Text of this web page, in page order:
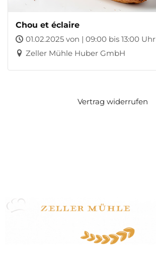
Chou et éclaire
01.02.2025 von | 09:00 bis 13:00 Uhr
Zeller Mühle Huber GmbH
Vertrag widerrufen